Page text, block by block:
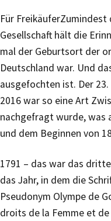
Für FreikäuferZumindest
Gesellschaft hält die
mal der Geburtsort der
Deutschland war. Und
ausgefochten ist. Der
2016 war so eine Art
nachgefragt wurde, was
und dem Beginnen von
1791 – das war das
das Jahr, in dem die
Pseudonym Olympe de
droits de la Femme et